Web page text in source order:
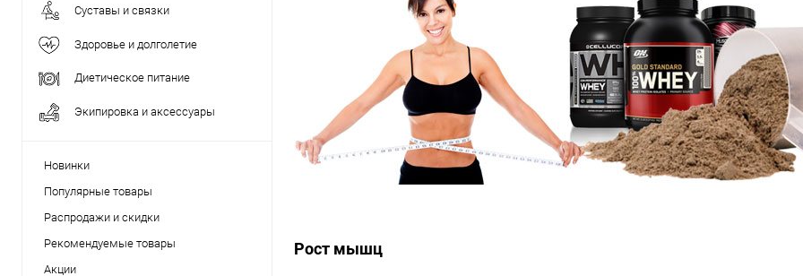
Суставы и связки
Здоровье и долголетие
Диетическое питание
Экипировка и аксессуары
Новинки
Популярные товары
Распродажи и скидки
Рекомендуемые товары
Акции
Рост мышц